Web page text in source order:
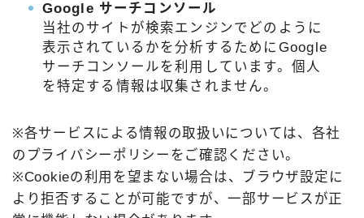
Google サーチコンソール
当社のサイトが検索エンジンでどのように
表示されているかを分析するためにGoogle
サーチコンソールを利用しています。個人
を特定する情報は収集されません。
※各サービスによる情報の取扱いについては、各社
のプライバシーポリシーをご確認ください。
※Cookieの利用を望まない場合は、ブラウザ設定に
より拒否することが可能ですが、一部サービスが正